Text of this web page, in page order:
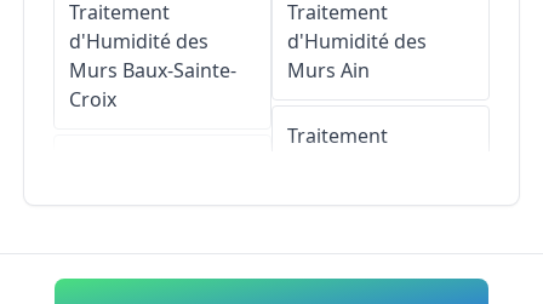
Traitement
d'Humidité des
Murs Baux-Sainte-
Croix
Campagne
Traitement
d'Humidité des
Murs Ain
Traitement
Traitement
d'Humidité des